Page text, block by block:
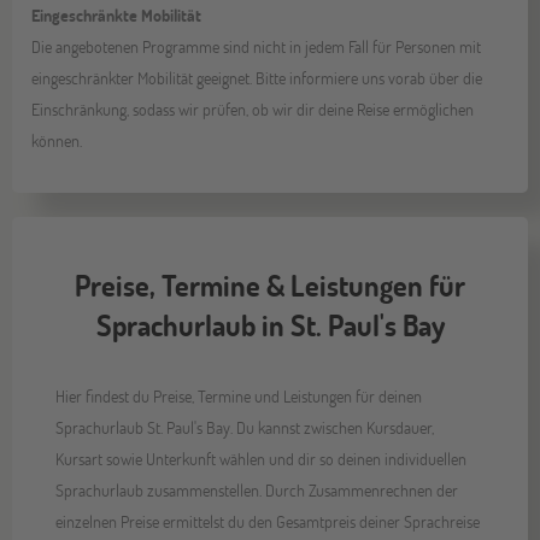
Eingeschränkte Mobilität
Die angebotenen Programme sind nicht in jedem Fall für Personen mit
eingeschränkter Mobilität geeignet. Bitte informiere uns vorab über die
Einschränkung, sodass wir prüfen, ob wir dir deine Reise ermöglichen
können.
Preise, Termine & Leistungen für
Sprachurlaub in St. Paul's Bay
Hier findest du Preise, Termine und Leistungen für deinen
Sprachurlaub St. Paul's Bay. Du kannst zwischen Kursdauer,
Kursart sowie Unterkunft wählen und dir so deinen individuellen
Sprachurlaub zusammenstellen. Durch Zusammenrechnen der
einzelnen Preise ermittelst du den Gesamtpreis deiner Sprachreise